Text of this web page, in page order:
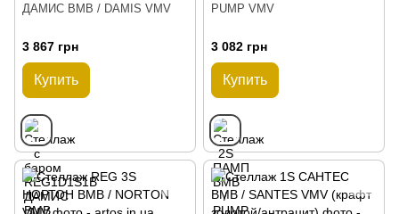
ДАМИС ВМВ / DAMIS VMV
3 867 грн
Купить
PUMP VMV
3 082 грн
Купить